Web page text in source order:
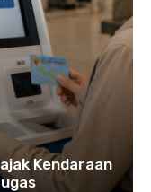
Kendaraan